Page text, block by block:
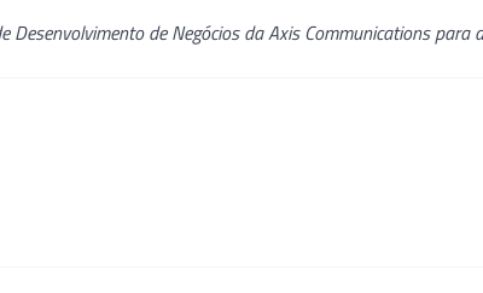
Desenvolvimento de Negócios da Axis Communications para